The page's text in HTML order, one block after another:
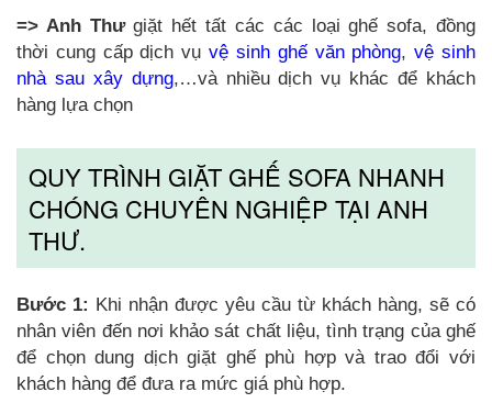
=> Anh Thưgiặt hết tất các các loại ghế sofa, đồng
thời cung cấp dịch vụvệ sinh ghế văn phòng,vệ sinh
nhà sau xây dựng,…và nhiều dịch vụ khác để khách
hàng lựa chọn
QUY TRÌNH GIẶT GHẾ SOFA NHANH
CHÓNG CHUYÊN NGHIỆP TẠI ANH
THƯ.
Bước 1: Khi nhận được yêu cầu từ khách hàng, sẽ có
nhân viên đến nơi khảo sát chất liệu, tình trạng của ghế
để chọn dung dịch giặt ghế phù hợp và trao đổi với
khách hàng để đưa ra mức giá phù hợp.